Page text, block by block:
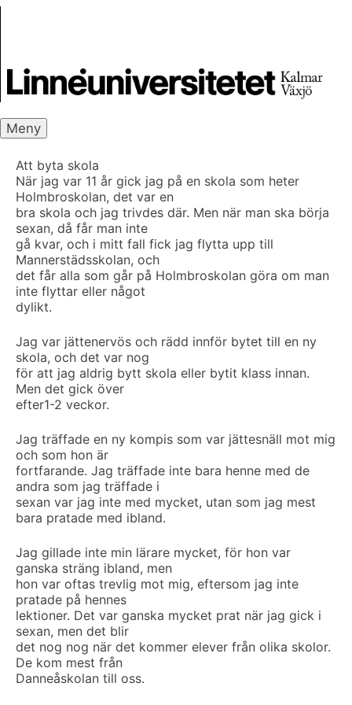
Meny
Att byta skola
När jag var 11 år gick jag på en skola som heter
Holmbroskolan, det var en
bra skola och jag trivdes där. Men när man ska börja
sexan, då får man inte
gå kvar, och i mitt fall fick jag flytta upp till
Mannerstädsskolan, och
det får alla som går på Holmbroskolan göra om man
inte flyttar eller något
dylikt.
Jag var jättenervös och rädd innför bytet till en ny
skola, och det var nog
för att jag aldrig bytt skola eller bytit klass innan.
Men det gick över
efter1-2 veckor.
Jag träffade en ny kompis som var jättesnäll mot mig
och som hon är
fortfarande. Jag träffade inte bara henne med de
andra som jag träffade i
sexan var jag inte med mycket, utan som jag mest
bara pratade med ibland.
Jag gillade inte min lärare mycket, för hon var
ganska sträng ibland, men
hon var oftas trevlig mot mig, eftersom jag inte
pratade på hennes
lektioner. Det var ganska mycket prat när jag gick i
sexan, men det blir
det nog nog när det kommer elever från olika skolor.
De kom mest från
Danneåskolan till oss.